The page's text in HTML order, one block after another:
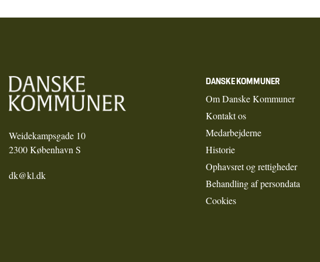
Weidekampsgade 10
2300 København S
dk@kl.dk
DANSKE KOMMUNER
Om Danske Kommuner
Kontakt os
Medarbejderne
Historie
Ophavsret og rettigheder
Behandling af persondata
Cookies